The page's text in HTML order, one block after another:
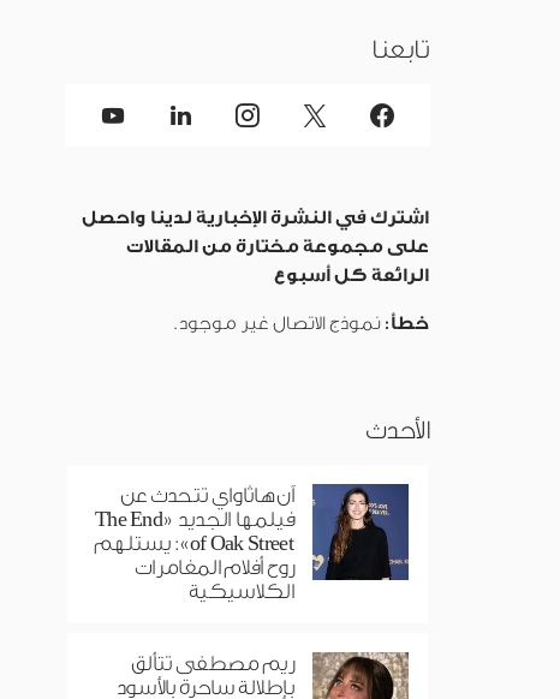
تابعنا
اشترك في النشرة الإخبارية لدينا واحصل
على مجموعة مختارة من المقالات
الرائعة كل أسبوع
خطأ: نموذج الاتصال غير موجود.
الأحدث
آن هاثاواي تتحدث عن
فيلمها الجديد «The End
of Oak Street»: يستلهم
روح أفلام المغامرات
الكلاسيكية
ريم مصطفى تتألق
بإطلالة ساحرة بالأسود